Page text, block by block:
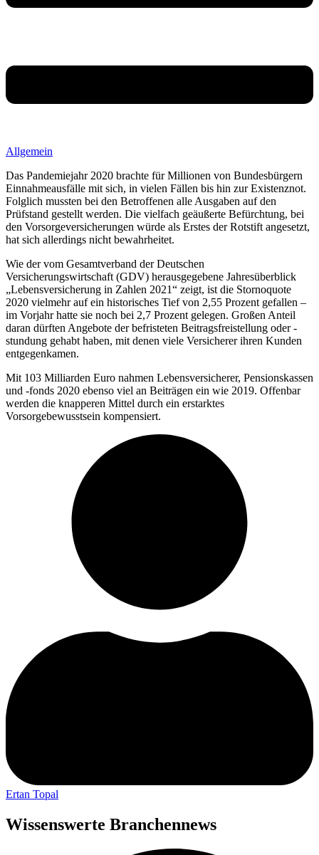
Allgemein
Das Pandemiejahr 2020 brachte für Millionen von Bundesbürgern
Einnahmeausfälle mit sich, in vielen Fällen bis hin zur Existenznot.
Folglich mussten bei den Betroffenen alle Ausgaben auf den
Prüfstand gestellt werden. Die vielfach geäußerte Befürchtung, bei
den Vorsorgeversicherungen würde als Erstes der Rotstift angesetzt,
hat sich allerdings nicht bewahrheitet.
Wie der vom Gesamtverband der Deutschen
Versicherungswirtschaft (GDV) herausgegebene Jahresüberblick
„Lebensversicherung in Zahlen 2021“ zeigt, ist die Stornoquote
2020 vielmehr auf ein historisches Tief von 2,55 Prozent gefallen –
im Vorjahr hatte sie noch bei 2,7 Prozent gelegen. Großen Anteil
daran dürften Angebote der befristeten Beitragsfreistellung oder -
stundung gehabt haben, mit denen viele Versicherer ihren Kunden
entgegenkamen.
Mit 103 Milliarden Euro nahmen Lebensversicherer, Pensionskassen
und -fonds 2020 ebenso viel an Beiträgen ein wie 2019. Offenbar
werden die knapperen Mittel durch ein erstarktes
Vorsorgebewusstsein kompensiert.
Ertan Topal
Wissenswerte Branchennews